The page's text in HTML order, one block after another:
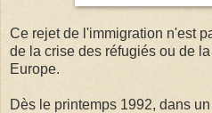
Ce rejet de l'immigration n'est
de la crise des réfugiés ou de
Europe.
Dès le printemps 1992, dans